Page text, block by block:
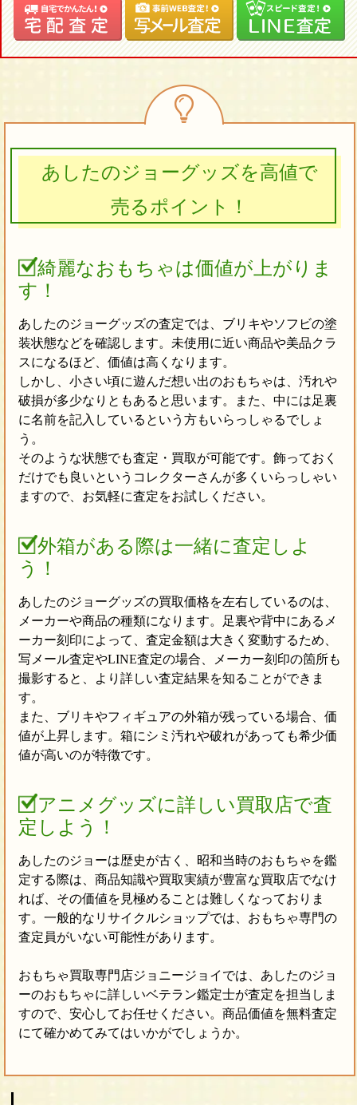
あしたのジョーグッズを高値で
売るポイント！
綺麗なおもちゃは価値が上がりま
す！
あしたのジョーグッズの査定では、ブリキやソフビの塗
装状態などを確認します。未使用に近い商品や美品クラ
スになるほど、価値は高くなります。
しかし、小さい頃に遊んだ想い出のおもちゃは、汚れや
破損が多少なりともあると思います。また、中には足裏
に名前を記入しているという方もいらっしゃるでしょ
う。
そのような状態でも査定・買取が可能です。飾っておく
だけでも良いというコレクターさんが多くいらっしゃい
ますので、お気軽に査定をお試しください。
外箱がある際は一緒に査定しよ
う！
あしたのジョーグッズの買取価格を左右しているのは、
メーカーや商品の種類になります。足裏や背中にあるメ
ーカー刻印によって、査定金額は大きく変動するため、
写メール査定やLINE査定の場合、メーカー刻印の箇所も
撮影すると、より詳しい査定結果を知ることができま
す。
また、ブリキやフィギュアの外箱が残っている場合、価
値が上昇します。箱にシミ汚れや破れがあっても希少価
値が高いのが特徴です。
アニメグッズに詳しい買取店で査
定しよう！
あしたのジョーは歴史が古く、昭和当時のおもちゃを鑑
定する際は、商品知識や買取実績が豊富な買取店でなけ
れば、その価値を見極めることは難しくなっておりま
す。一般的なリサイクルショップでは、おもちゃ専門の
査定員がいない可能性があります。
おもちゃ買取専門店ジョニージョイでは、あしたのジョ
ーのおもちゃに詳しいベテラン鑑定士が査定を担当しま
すので、安心してお任せください。商品価値を無料査定
にて確かめてみてはいかがでしょうか。